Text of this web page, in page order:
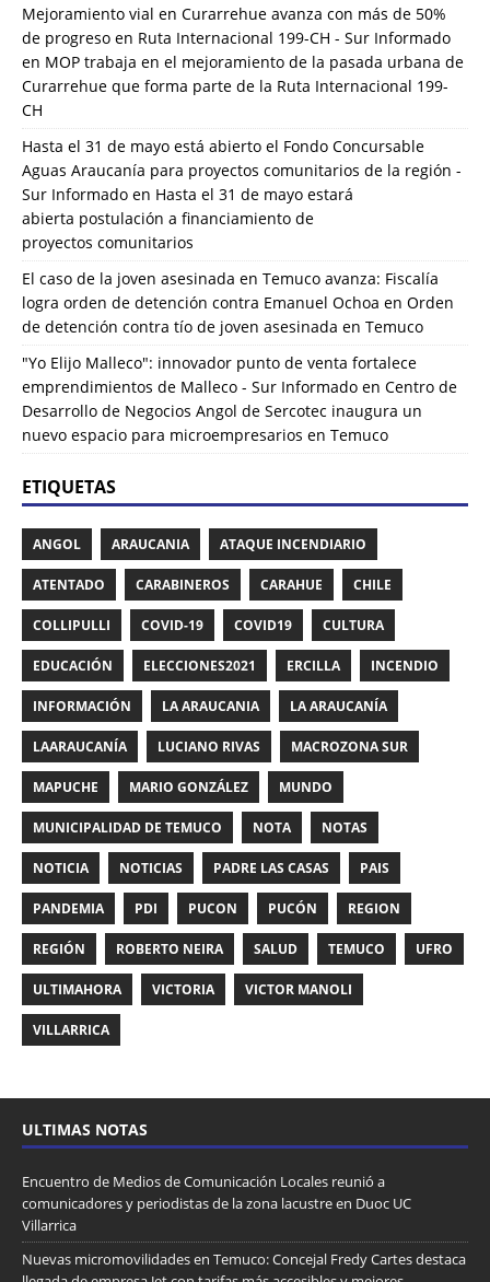
Mejoramiento vial en Curarrehue avanza con más de 50%
de progreso en Ruta Internacional 199-CH - Sur Informado
en MOP trabaja en el mejoramiento de la pasada urbana de
Curarrehue que forma parte de la Ruta Internacional 199-
CH
Hasta el 31 de mayo está abierto el Fondo Concursable
Aguas Araucanía para proyectos comunitarios de la región -
Sur Informado en Hasta el 31 de mayo estará
abierta postulación a financiamiento de
proyectos comunitarios
El caso de la joven asesinada en Temuco avanza: Fiscalía
logra orden de detención contra Emanuel Ochoa en Orden
de detención contra tío de joven asesinada en Temuco
"Yo Elijo Malleco": innovador punto de venta fortalece
emprendimientos de Malleco - Sur Informado en Centro de
Desarrollo de Negocios Angol de Sercotec inaugura un
nuevo espacio para microempresarios en Temuco
ETIQUETAS
ANGOL ARAUCANIA ATAQUE INCENDIARIO
ATENTADO CARABINEROS CARAHUE CHILE
COLLIPULLI COVID-19 COVID19 CULTURA
EDUCACIÓN ELECCIONES2021 ERCILLA INCENDIO
INFORMACIÓN LA ARAUCANIA LA ARAUCANÍA
LAARAUCANÍA LUCIANO RIVAS MACROZONA SUR
MAPUCHE MARIO GONZÁLEZ MUNDO
MUNICIPALIDAD DE TEMUCO NOTA NOTAS
NOTICIA NOTICIAS PADRE LAS CASAS PAIS
PANDEMIA PDI PUCON PUCÓN REGION
REGIÓN ROBERTO NEIRA SALUD TEMUCO UFRO
ULTIMAHORA VICTORIA VICTOR MANOLI
VILLARRICA
ULTIMAS NOTAS
Encuentro de Medios de Comunicación Locales reunió a
comunicadores y periodistas de la zona lacustre en Duoc UC
Villarrica
Nuevas micromovilidades en Temuco: Concejal Fredy Cartes destaca